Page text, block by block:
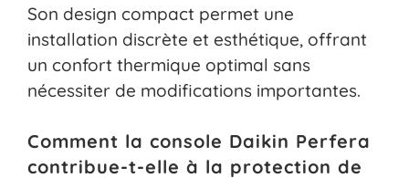
Son design compact permet une
installation discrète et esthétique, offrant
un confort thermique optimal sans
nécessiter de modifications importantes.
Comment la console Daikin Perfera
contribue-t-elle à la protection de